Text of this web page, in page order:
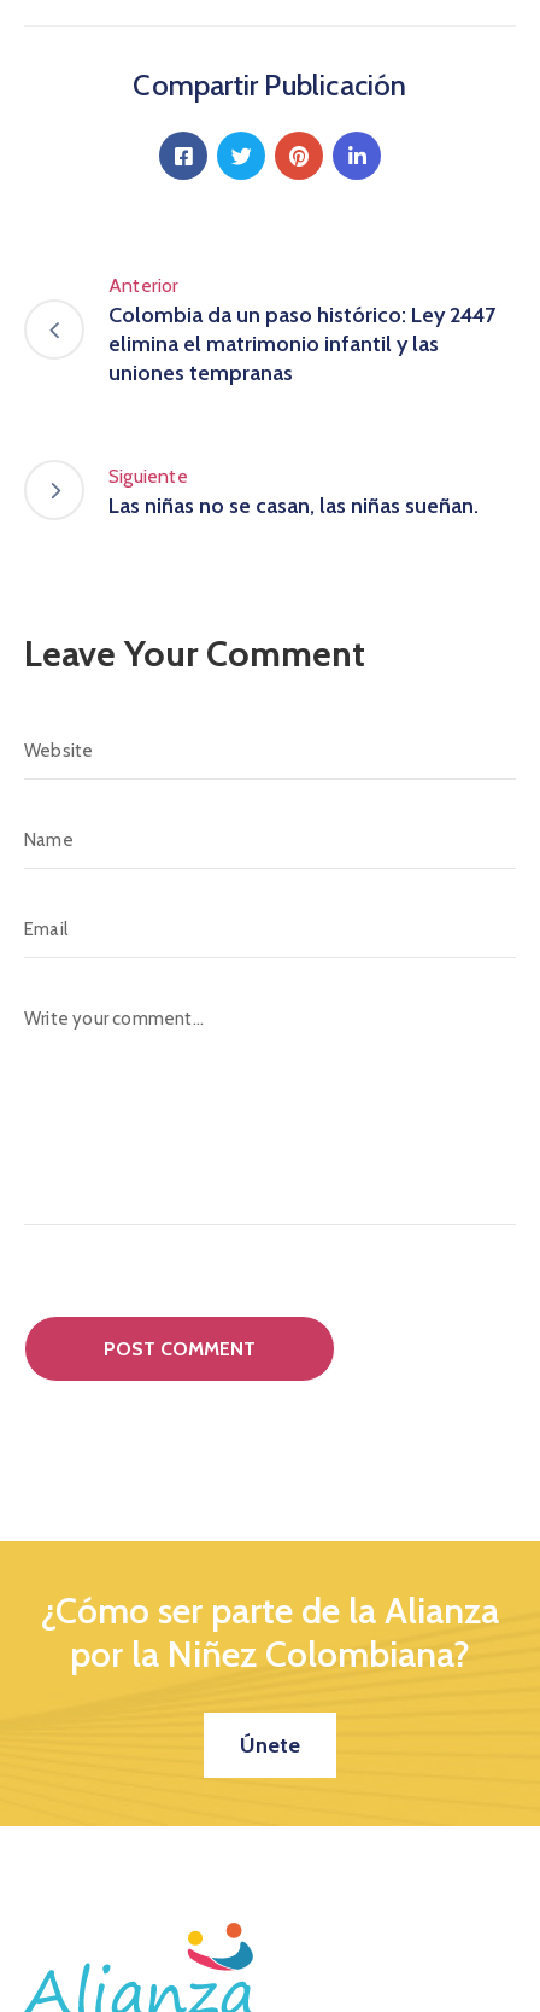
Compartir Publicación
Anterior
Colombia da un paso histórico: Ley 2447
elimina el matrimonio infantil y las
uniones tempranas
Siguiente
Las niñas no se casan, las niñas sueñan.
Leave Your Comment
¿Cómo ser parte de la Alianza
por la Niñez Colombiana?
Únete